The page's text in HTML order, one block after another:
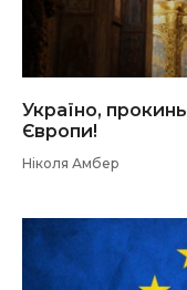
Україно,
Європи!
Ніколя Амбер